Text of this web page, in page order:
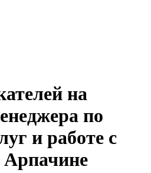
на
по
и работе с